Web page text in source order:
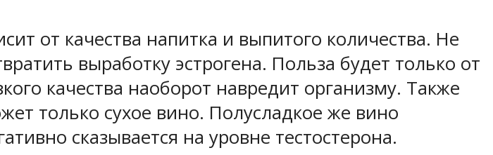
от качества напитка и выпитого количества. Не
выработку эстрогена. Польза будет только от
качества наоборот навредит организму. Также
только сухое вино. Полусладкое же вино
сказывается на уровне тестостерона.